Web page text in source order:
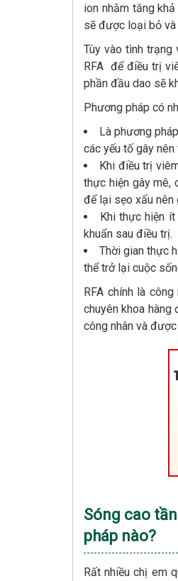
ion nhằm tăng
sẽ được loại bỏ và
Tùy vào tình
RFA để điều trị
phần đầu dao sẽ
Phương pháp có
Là phương
các yếu tố gây
Khi điều trị
thực hiện gây mê,
để lại sẹo xấu nên
Khi thực hiện
khuẩn sau điều trị.
Thời gian thực
thể trở lại cuộc
RFA chính là
chuyên khoa
công nhân và
Sóng cao
pháp nào?
Rất nhiều chị em